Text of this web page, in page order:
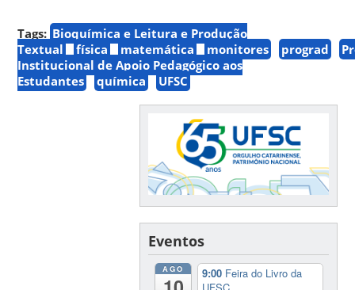
Tags: Bioquímica e Leitura e Produção
Textual
física matemática monitores prograd
Institucional de Apoio Pedagógico aos
Estudantes
química UFSC
Eventos
AGO 9:00 Feira do Livro da